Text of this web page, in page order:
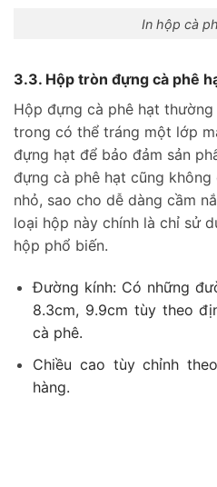
In hộp cà
3.3. Hộp tròn đựng cà phê
Hộp đựng cà phê hạt
trong có thể tráng một lớp
đựng hạt để bảo đảm sản
đựng cà phê hạt cũng
nhỏ, sao cho dễ dàng cầm
loại hộp này chính là chỉ sử
hộp phổ biến.
Đường kính: Có những
8.3cm, 9.9cm tùy theo
cà phê.
Chiều cao tùy chỉnh
hàng.